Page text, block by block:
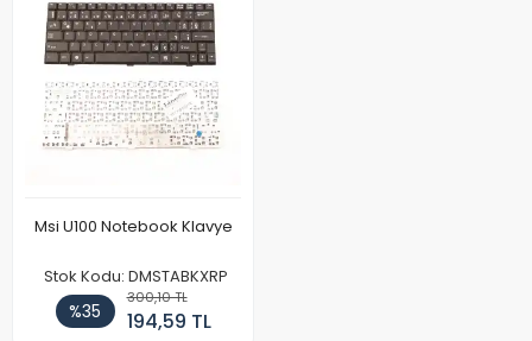
Msi U100 Notebook Klavye
Stok Kodu: DMSTABKXRP
%35
300,10 TL
194,59 TL